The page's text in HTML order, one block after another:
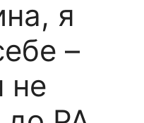
я
–
не